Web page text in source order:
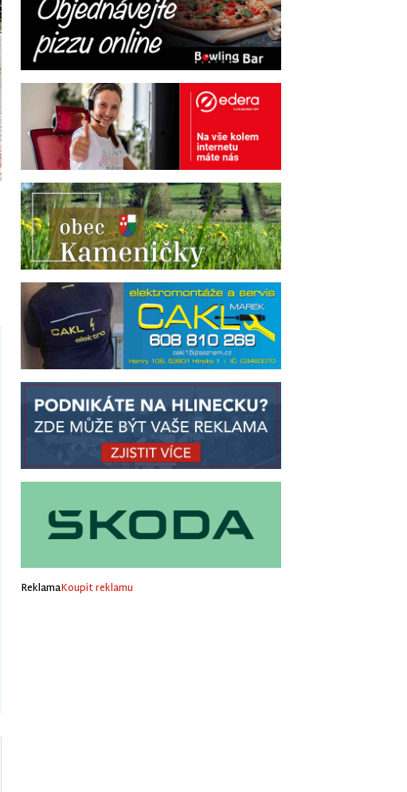
ReklamaKoupit reklamu